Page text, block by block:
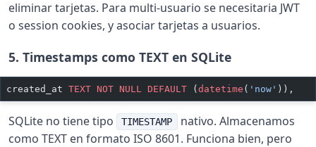
eliminar tarjetas. Para multi-usuario se necesitaria JWT
o session cookies, y asociar tarjetas a usuarios.
5. Timestamps como TEXT en SQLite
created_at TEXT NOT NULL DEFAULT ( datetime ( 'now' )),
SQLite no tiene tipo TIMESTAMP
nativo. Almacenamos
como TEXT en formato ISO 8601. Funciona bien, pero